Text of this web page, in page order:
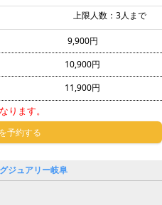
上限人数：3人まで
9,900円
10,900円
11,900円
ります。
予約する
ジュアリー岐阜